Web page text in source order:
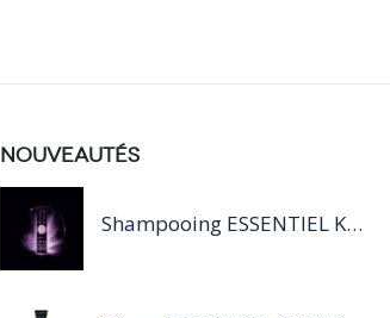
NOUVEAUTÉS
Shampooing ESSENTIEL KERATIN SILVER 250ML